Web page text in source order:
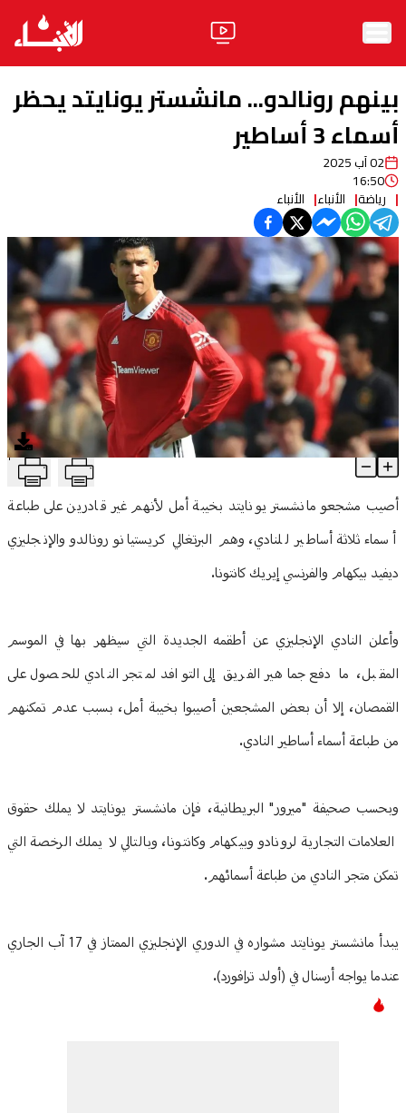
الأخبار
ثقافة ومجتمع
منوعات
آراء
فيديو
مواقف
وليد جنبلاطالحزب
ابحث
بينهم رونالدو... مانشستر يونايتد يحظر
أسماء 3 أساطير
02 آب 2025
16:50
رياضة الأنباء الأنباء
بينهم رونالدو... مانشستر يونايتد يحظر أسماء 3 أساطير T
Article Content
أصيب مشجعو مانشستر يونايتد بخيبة أمل لأنهم غير قادرين على طباعة
أسماء ثلاثة أساطير للنادي، وهم البرتغالي كريستيانو رونالدو والإنجليزي
ديفيد بيكهام والفرنسي إيريك كانتونا.
وأعلن النادي الإنجليزي عن أطقمه الجديدة التي سيظهر بها في الموسم
المقبل، ما دفع جماهير الفريق إلى التوافد لمتجر النادي للحصول على
القمصان، إلا أن بعض المشجعين أصيبوا بخيبة أمل، بسبب عدم تمكنهم
من طباعة أسماء أساطير النادي.
وبحسب صحيفة "ميرور" البريطانية، فإن مانشستر يونايتد لا يملك حقوق
العلامات التجارية لرونادو وبيكهام وكانتونا، وبالتالي لا يملك الرخصة التي
تمكن متجر النادي من طباعة أسمائهم.
يبدأ مانشستر يونايتد مشواره في الدوري الإنجليزي الممتاز في 17 آب الجاري
عندما يواجه أرسنال في (أولد ترافورد).